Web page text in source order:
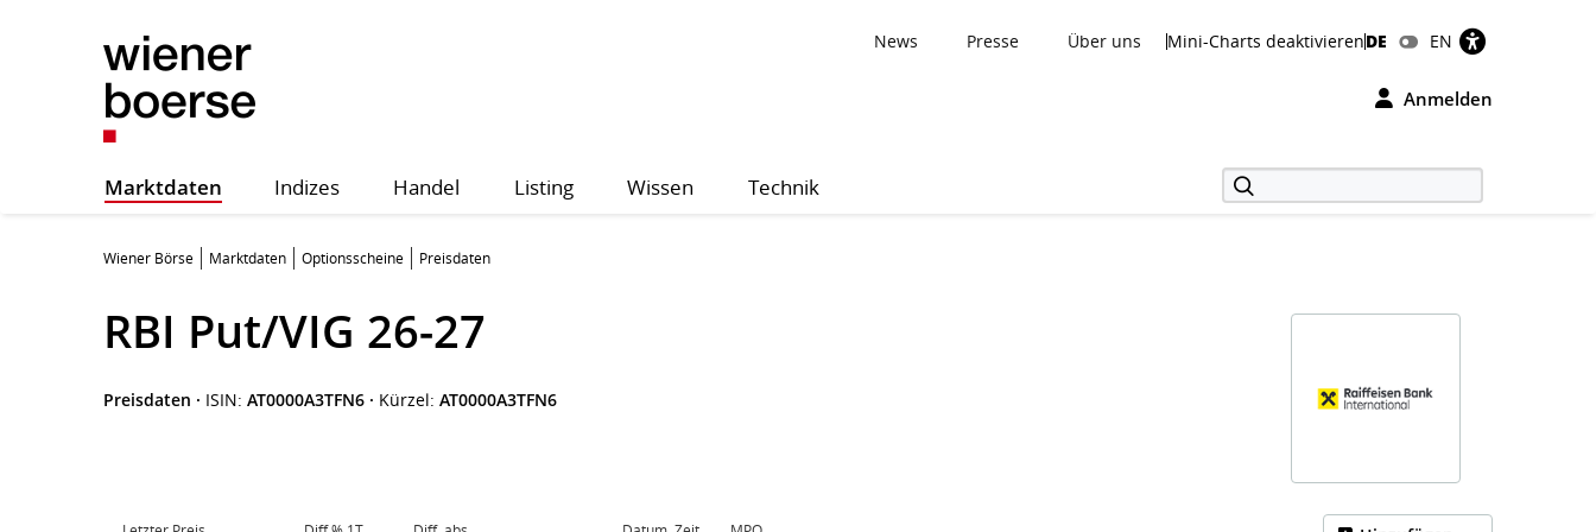
News Presse Über uns Mini-Charts deaktivierenDE EN
Anmelden
Marktdaten Indizes Handel Listing Wissen Technik
Wiener Börse Marktdaten Optionsscheine Preisdaten
RBI Put/VIG 26-27
Preisdaten · ISIN: AT0000A3TFN6 · Kürzel: AT0000A3TFN6